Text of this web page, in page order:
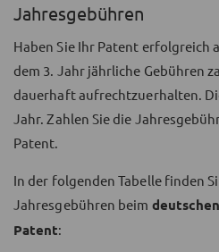
Jahresgebühren
Haben Sie Ihr Patent erfolgreich
dem 3. Jahr jährliche Gebühren
dauerhaft aufrechtzuerhalten.
Jahr. Zahlen Sie die
Patent.
In der folgenden Tabelle finden
Jahresgebühren beim
Patent: